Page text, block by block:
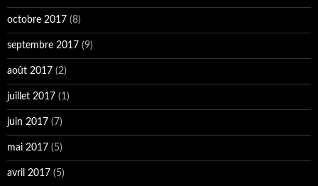
octobre 2017 (8)
septembre 2017 (9)
août 2017 (2)
juillet 2017 (1)
juin 2017 (7)
mai 2017 (5)
avril 2017 (5)